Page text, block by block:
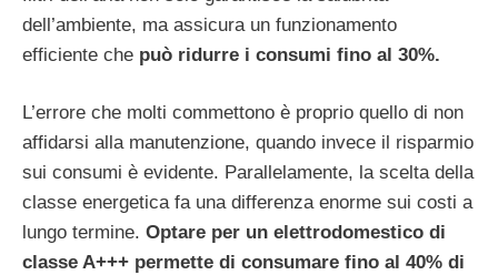
dell’ambiente, ma assicura un funzionamento
efficiente che può ridurre i consumi fino al 30%.
L’errore che molti commettono è proprio quello di non
affidarsi alla manutenzione, quando invece il risparmio
sui consumi è evidente. Parallelamente, la scelta della
classe energetica fa una differenza enorme sui costi a
lungo termine. Optare per un elettrodomestico di
classe A+++ permette di consumare fino al 40% di